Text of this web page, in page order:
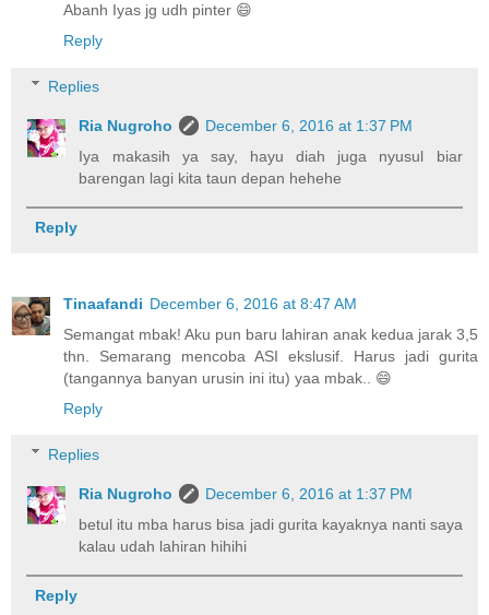
Abanh Iyas jg udh pinter 😄
Reply
Replies
Ria Nugroho
December 6, 2016 at 1:37 PM
Iya makasih ya say, hayu diah juga nyusul biar
barengan lagi kita taun depan hehehe
Reply
Tinaafandi December 6, 2016 at 8:47 AM
Semangat mbak! Aku pun baru lahiran anak kedua jarak 3,5
thn. Semarang mencoba ASI ekslusif. Harus jadi gurita
(tangannya banyan urusin ini itu) yaa mbak.. 😄
Reply
Replies
Ria Nugroho
December 6, 2016 at 1:37 PM
betul itu mba harus bisa jadi gurita kayaknya nanti saya
kalau udah lahiran hihihi
Reply